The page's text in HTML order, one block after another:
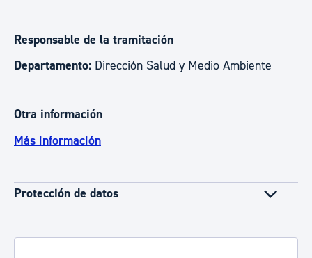
Responsable de la tramitación
Departamento: Dirección Salud y Medio Ambiente
Otra información
Más información
Protección de datos